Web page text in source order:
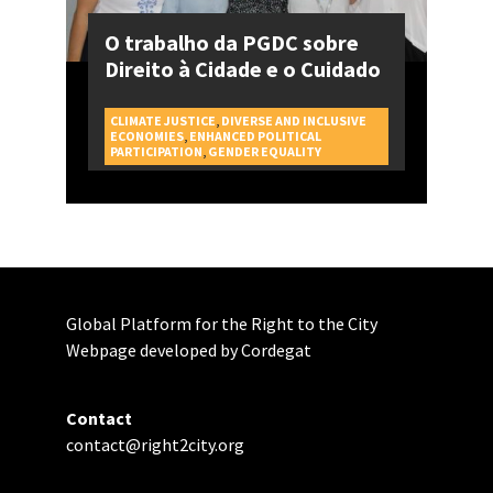
O trabalho da PGDC sobre
Direito à Cidade e o Cuidado
CAMPAGNES
CLIMATE JUSTICE DIVERSE AND INCLUSIVE
ECONOMIES, ENHANCED POLITICAL
PARTICIPATION GENDER EQUALITY
Global Platform for the Right to the City
Webpage developed by Cordegat
Contact
contact@right2city.org